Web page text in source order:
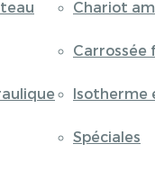
Chariot
Carrossée
Isotherme
Spéciales